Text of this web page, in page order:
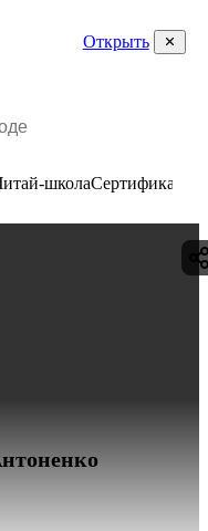
Открыть
школаСертификаты